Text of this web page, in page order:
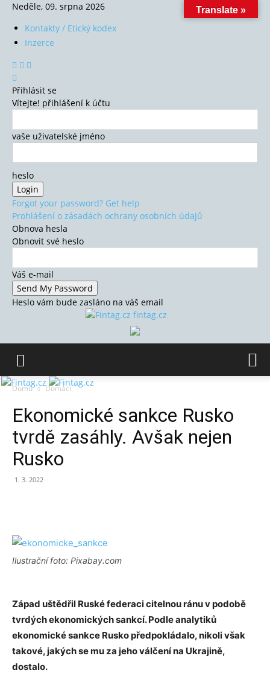
Neděle, 09. srpna 2026
Kontakty / Etický kodex
Inzerce
Přihlásit se
Vítejte! přihlášení k účtu
vaše uživatelské jméno
heslo
Forgot your password? Get help
Prohlášení o zásadách ochrany osobních údajů
Obnova hesla
Obnovit své heslo
Váš e-mail
Heslo vám bude zasláno na váš email
fintag.cz
Domů Domácí
Ekonomické sankce Rusko
tvrdě zasáhly. Avšak nejen
Rusko
1. 3. 2022
Ilustrační foto: Pixabay.com
Západ uštědřil Ruské federaci citelnou ránu v podobě
tvrdých ekonomických sankcí. Podle analytiků
ekonomické sankce Rusko předpokládalo, nikoli však
takové, jakých se mu za jeho válčení na Ukrajině,
dostalo.
Translate »